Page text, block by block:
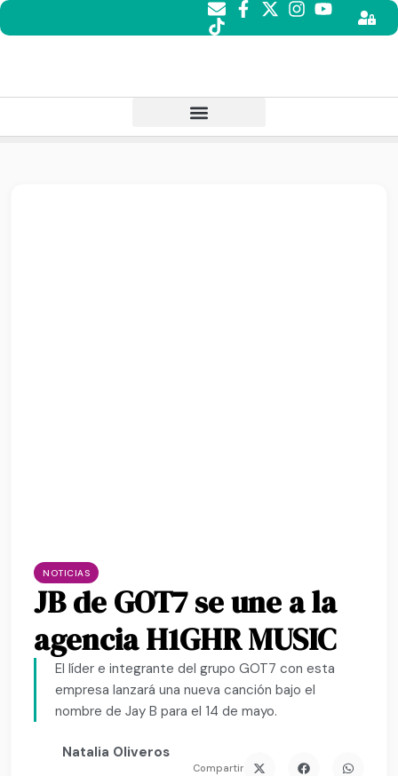
NOTICIAS
JB de GOT7 se une a la
agencia H1GHR MUSIC
El líder e integrante del grupo GOT7 con esta
empresa lanzará una nueva canción bajo el
nombre de Jay B para el 14 de mayo.
Natalia Oliveros
Compartir